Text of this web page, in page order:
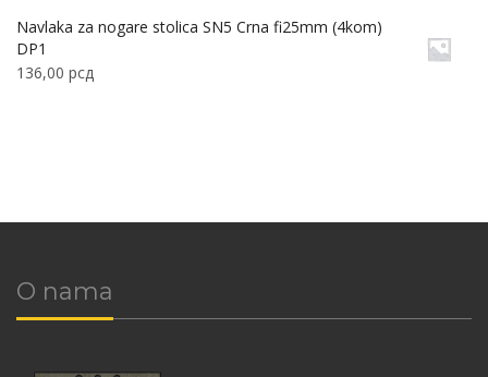
Navlaka za nogare stolica SN5 Crna fi25mm (4kom)
DP1
136,00 рсд
O nama